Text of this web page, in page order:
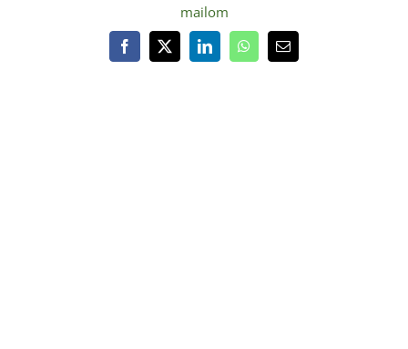
mailom
Facebook
X LinkedInWhatsAppEmail: